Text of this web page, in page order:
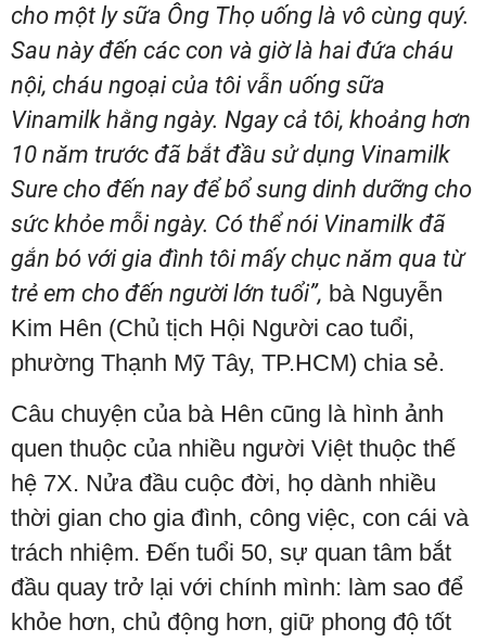
cho một ly sữa Ông Thọ uống là vô cùng quý.
Sau này đến các con và giờ là hai đứa cháu
nội, cháu ngoại của tôi vẫn uống sữa
Vinamilk hằng ngày. Ngay cả tôi, khoảng hơn
10 năm trước đã bắt đầu sử dụng Vinamilk
Sure cho đến nay để bổ sung dinh dưỡng cho
sức khỏe mỗi ngày. Có thể nói Vinamilk đã
gắn bó với gia đình tôi mấy chục năm qua từ
trẻ em cho đến người lớn tuổi”, bà Nguyễn
Kim Hên (Chủ tịch Hội Người cao tuổi,
phường Thạnh Mỹ Tây, TP.HCM) chia sẻ.
Câu chuyện của bà Hên cũng là hình ảnh
quen thuộc của nhiều người Việt thuộc thế
hệ 7X. Nửa đầu cuộc đời, họ dành nhiều
thời gian cho gia đình, công việc, con cái và
trách nhiệm. Đến tuổi 50, sự quan tâm bắt
đầu quay trở lại với chính mình: làm sao để
khỏe hơn, chủ động hơn, giữ phong độ tốt